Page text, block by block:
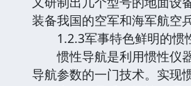
装备我国的空军和海军航空兵
1.2.3军事特色鲜明的惯
惯性导航是利用惯性仪
导航参数的一门技术。实现